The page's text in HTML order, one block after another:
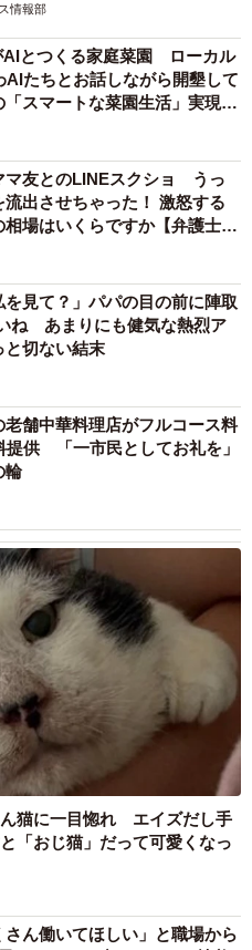
ゃないかなと思いました。
、最高に明るくて、想像を
シーンは見ていて、心から
4/5
ンとなる作曲家・羽鳥善一（草彅
なつかしの小道具
舞いあがれ！』（2022年）
まんぷくヌードル」や『カ
）の「BUSHIDO COLA」
ラの小道具が再登場すると
、今回も登場しますか？
では「はな湯」のどこかに
れ”が登場しています。今後
かあり、放送後のSNSと連
ていてください。
情報部
AIとつくる家庭菜園 ローカル
AIたちとお話しながら開墾して
スマートな菜園生活」実現な
マ友とのLINEスクショ うっ
出させちゃった！ 激怒する
場はいくらですか【弁護士が
を見て？」パパの目の前に陣取
ね あまりにも健気な熱烈ア
と切ない結末
老舗中華料理店がフルコース料
提供 「一市民としてお礼を」
輪
猫に一目惚れ エイズだし手
「おじ猫」だって可愛くなっ
さん働いてほしい」と職場から